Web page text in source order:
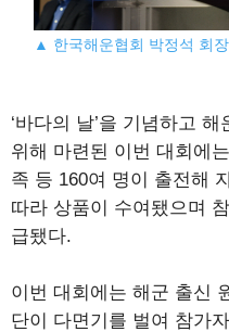
▲ 한국해운협회 박정석 회장
‘바다의 날’을 기념하고
위해 마련된 이번 대회에
족 등 160여 명이 출전해
따라 상품이 수여됐으며
급됐다.
이번 대회에는 해군 출신
단이 다면기를 벌여 참가